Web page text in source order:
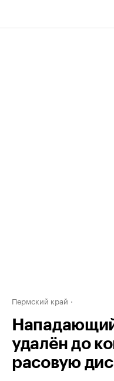
Пермский край
удалён до
расовую